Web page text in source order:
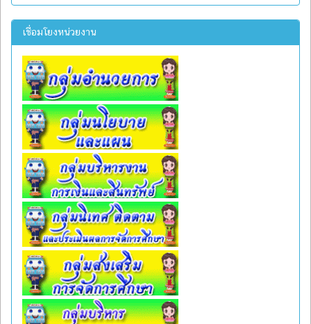
เชื่อมโยงหน่วยงาน